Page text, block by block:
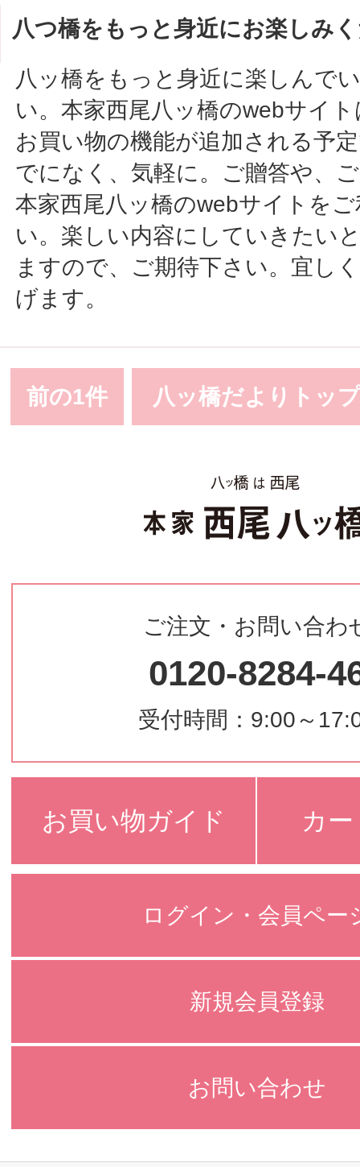
八つ橋をもっと身近にお楽しみ
八ッ橋をもっと身近に楽しんで
い。本家西尾八ッ橋のwebサイ
お買い物の機能が追加される予
でになく、気軽に。ご贈答や、
本家西尾八ッ橋のwebサイトを
い。楽しい内容にしていきたい
ますので、ご期待下さい。宜し
げます。
前の1件 八ッ橋だよりトッ
ご注文・お問い合わ
0120-8284-
受付時間：9:00～
お買い物ガイド カ
ログイン・会員ペー
新規会員登録
お問い合わせ